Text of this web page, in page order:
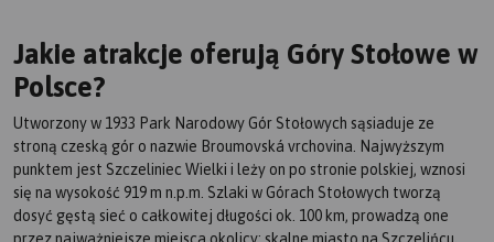
Jakie atrakcje oferują Góry Stołowe w
Polsce?
Utworzony w 1933 Park Narodowy Gór Stołowych sąsiaduje ze
stroną czeską gór o nazwie Broumovská vrchovina. Najwyższym
punktem jest Szczeliniec Wielki i leży on po stronie polskiej, wznosi
się na wysokość 919 m n.p.m. Szlaki w Górach Stołowych tworzą
dosyć gęstą sieć o całkowitej długości ok. 100 km, prowadzą one
przez najważniejsze miejsca okolicy: skalne miasto na Szczelińcu,